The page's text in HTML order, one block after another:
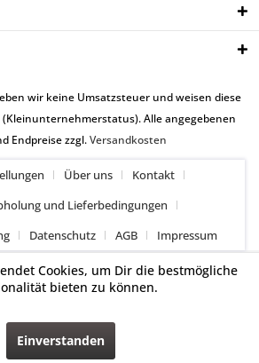
wir keine Umsatzsteuer und weisen diese
Alle angegebenen
Endpreise zzgl.Versandkosten
Über uns
Kontakt
und Lieferbedingungen
Datenschutz AGB Impressum
Cookies, um Dir die bestmögliche
bieten zu können.
Einverstanden